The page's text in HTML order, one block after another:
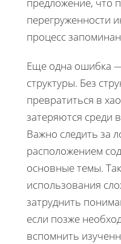
перегруженности
процесс
Еще одна ошибка —
структуры. Без
превратиться в
затеряются среди
Важно следить за
расположением
основные темы.
использования
затруднить
если позже
вспомнить